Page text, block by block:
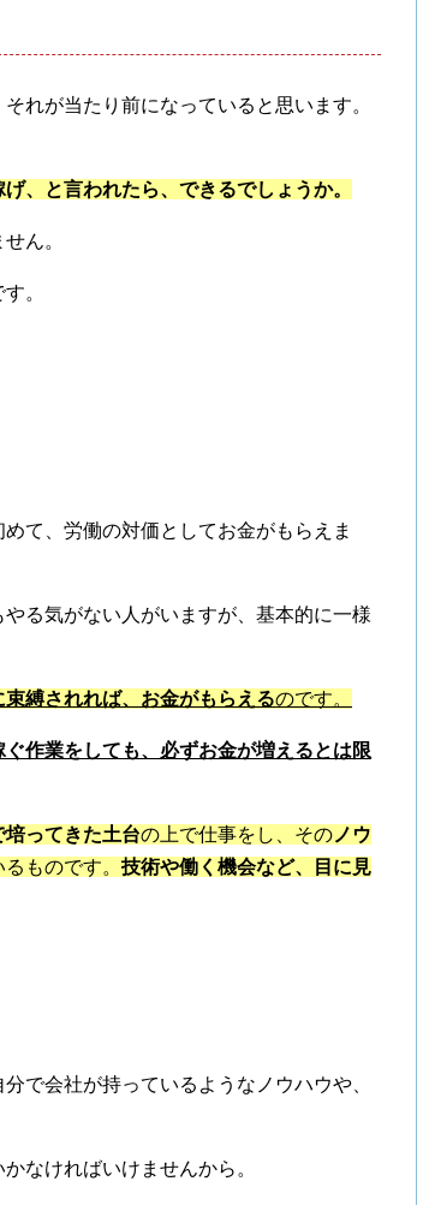
れが当たり前になっていると思います。
、と言われたら、できるでしょうか。
ん。
。
て、労働の対価としてお金がもらえま
る気がない人がいますが、基本的に一様
縛されれば、お金がもらえるのです。
作業をしても、必ずお金が増えるとは限
ってきた土台の上で仕事をし、その ノウ
ものです。 技術や働く機会など、目に見
で会社が持っているようなノウハウや、
なければいけませんから。